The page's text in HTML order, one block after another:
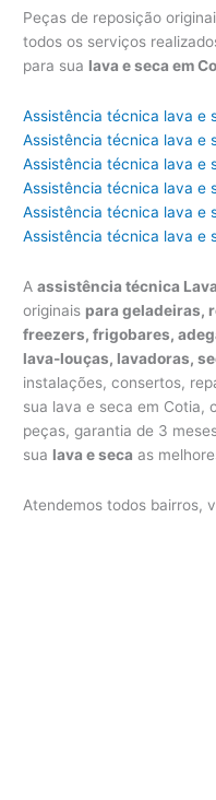
Peças de reposição
todos os serviços
para sua lava e seca em
Assistência técnica lava e
Assistência técnica lava e
Assistência técnica lava e
Assistência técnica lava e
Assistência técnica lava e
Assistência técnica lava e
Aassistência técnica
originais para geladeiras,
freezers, frigobares,
lava-louças, lavadoras,
instalações, consertos,
sua lava e seca em Cotia,
peças, garantia de 3
sua lava e seca as
Atendemos todos bairros,